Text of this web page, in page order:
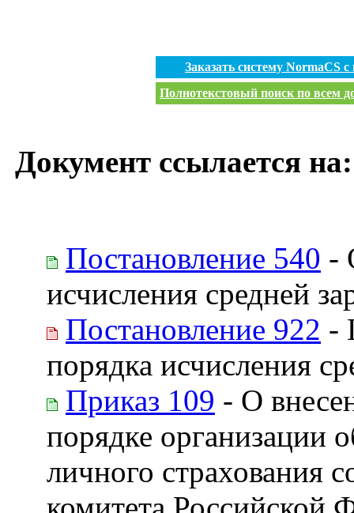
Заказать систему NormaCS
Полнотекстовый поиск по всем
Документ ссылается на:
Постановление 540 -
исчисления средней
Постановление 922 -
порядка исчисления
Приказ 109 - О
порядке организации
личного страхования